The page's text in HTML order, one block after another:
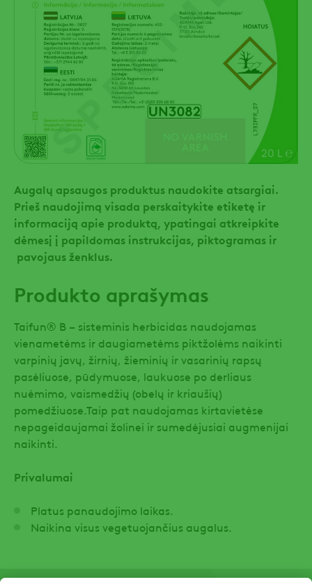
Augalų apsaugos produktus naudokite atsargiai.
Prieš naudojimą visada perskaitykite etiketę ir
informaciją apie produktą, ypatingai atkreipkite
dėmesį į papildomas instrukcijas, piktogramas ir
pavojaus ženklus.
Produkto aprašymas
Taifun® B – sisteminis herbicidas naudojamas
vienametėms ir daugiametėms piktžolėms naikinti
varpinių javų, žirnių, žieminių ir vasarinių rapsų
pasėliuose, pūdymuose, laukuose po derliaus
nuėmimo, vaismedžių (obelų ir kriaušių)
pomedžiuose.Taip pat naudojamas kirtavietėse
nepageidaujamai žolinei ir sumedėjusiai augmenijai
naikinti.
Privalumai
Platus panaudojimo laikas.
Naikina visus vegetuojančius augalus.